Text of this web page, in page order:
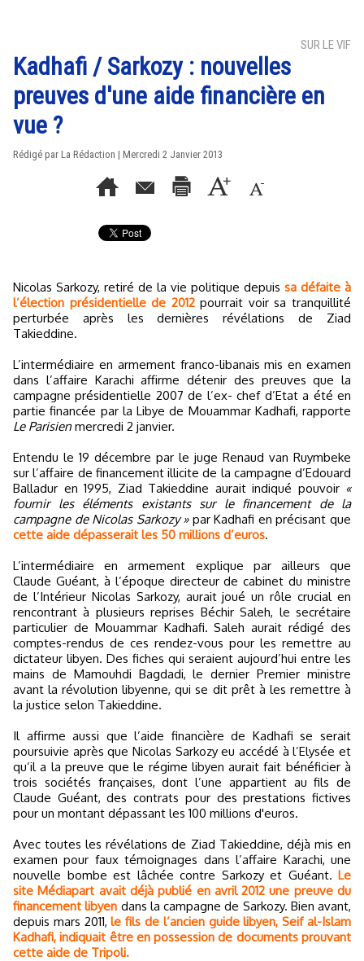
SUR LE VIF
Kadhafi / Sarkozy : nouvelles
preuves d'une aide financière en
vue ?
Rédigé par La Rédaction | Mercredi 2 Janvier 2013
Nicolas Sarkozy, retiré de la vie politique depuis sa défaite à
l’élection présidentielle de 2012pourrait voir sa tranquillité
perturbée après les dernières révélations de Ziad
Takieddine.
L’intermédiaire en armement franco-libanais mis en examen
dans l’affaire Karachi affirme détenir des preuves que la
campagne présidentielle 2007 de l’ex- chef d’Etat a été en
partie financée par la Libye de Mouammar Kadhafi, rapporte
Le Parisien mercredi 2 janvier.
Entendu le 19 décembre par le juge Renaud van Ruymbeke
sur l’affaire de financement illicite de la campagne d’Edouard
Balladur en 1995, Ziad Takieddine aurait indiqué pouvoir «
fournir les éléments existants sur le financement de la
campagne de Nicolas Sarkozy »par Kadhafi en précisant que
cette aide dépasserait les 50 millions d’euros.
L’intermédiaire en armement explique par ailleurs que
Claude Guéant, à l’époque directeur de cabinet du ministre
de l’Intérieur Nicolas Sarkozy, aurait joué un rôle crucial en
rencontrant à plusieurs reprises Béchir Saleh, le secrétaire
particulier de Mouammar Kadhafi. Saleh aurait rédigé des
comptes-rendus de ces rendez-vous pour les remettre au
dictateur libyen. Des fiches qui seraient aujourd’hui entre les
mains de Mamouhdi Bagdadi, le dernier Premier ministre
avant la révolution libyenne, qui se dit prêt à les remettre à
la justice selon Takieddine.
Il affirme aussi que l’aide financière de Kadhafi se serait
poursuivie après que Nicolas Sarkozy eu accédé à l’Elysée et
qu’il a la preuve que le régime libyen aurait fait bénéficier à
trois sociétés françaises, dont l’une appartient au fils de
Claude Guéant, des contrats pour des prestations fictives
pour un montant dépassant les 100 millions d'euros.
Avec toutes les révélations de Ziad Takieddine, déjà mis en
examen pour faux témoignages dans l’affaire Karachi, une
nouvelle bombe est lâchée contre Sarkozy et Guéant. Le
site Médiapart avait déjà publié en avril 2012 une preuve du
financement libyen dans la campagne de Sarkozy. Bien avant,
depuis mars 2011,le fils de l’ancien guide libyen, Seif al-Islam
Kadhafi, indiquait être en possession de documents prouvant
cette aide de Tripoli.